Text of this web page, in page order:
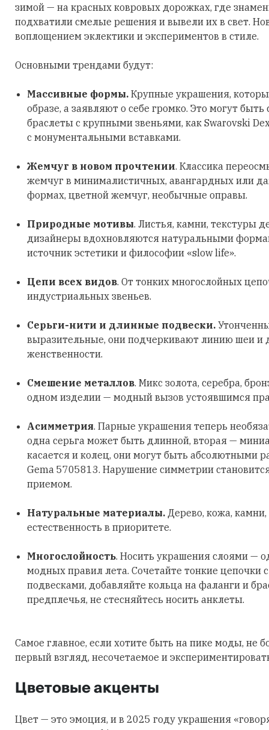
зимой — на красных ковровых дорожках, где
подхватили смелые решения и вывели их в свет.
воплощением эклектики и экспериментов в стиле.
Основными трендами будут:
Массивные формы. Крупные украшения,
образе, а заявляют о себе громко. Это могут быть
браслеты с крупными звеньями, как Swarovski
с монументальными вставками.
Жемчуг в новом прочтении. Классика
жемчуг в минималистичных, авангардных или
формах, цветной жемчуг, необычные оправы.
Природные мотивы. Листья, камни, текстуры
дизайнеры вдохновляются натуральными
источник эстетики и философии «slow life».
Цепи всех видов. От тонких многослойных
индустриальных звеньев.
Серьги-нити и длинные подвески.
выразительные, они подчеркивают линию шеи и
женственности.
Смешение металлов. Микс золота, серебра,
одном изделии — модный вызов устоявшимся
Асимметрия. Парные украшения теперь
одна серьга может быть длинной, вторая —
касается и колец, они могут быть абсолютными
Gema 5705813. Нарушение симметрии
приемом.
Натуральные материалы. Дерево, кожа,
естественность в приоритете.
Многослойность. Носить украшения слоями —
модных правил лета. Сочетайте тонкие цепочки
подвесками, добавляйте кольца на фаланги и
предплечья, не стесняйтесь носить анклеты.
Самое главное, если хотите быть на пике моды, не
первый взгляд, несочетаемое и
Цветовые акценты
Цвет — это эмоция, и в 2025 году украшения